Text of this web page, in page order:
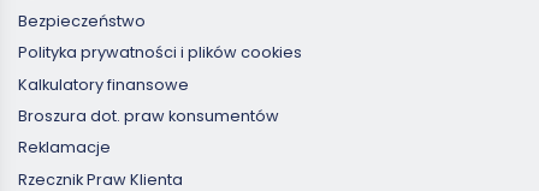
Bezpieczeństwo
Polityka prywatności i plików cookies
Kalkulatory finansowe
Broszura dot. praw konsumentów
Reklamacje
Rzecznik Praw Klienta